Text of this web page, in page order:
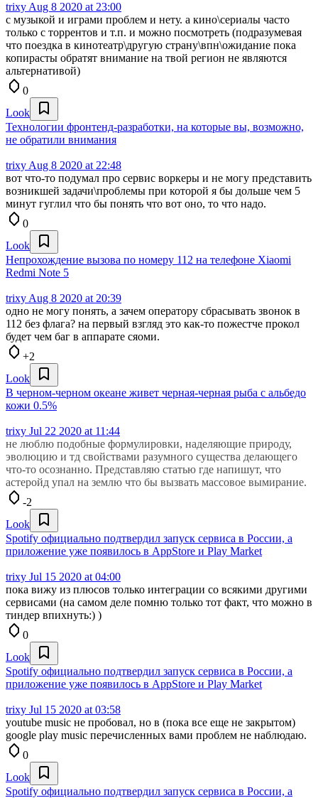
trixy Aug 8 2020 at 23:00
с музыкой и играми проблем и нету. а кино\сериалы часто
только с торрентов и т.п. и можно посмотреть (подразумевая
что поездка в кинотеатр\другую страну\впн\ожидание пока
копирасты обратят внимание на твой регион не являются
альтернативой)
0
Look
Технологии фронтенд-разработки, на которые вы, возможно,
не обратили внимания
trixy Aug 8 2020 at 22:48
вот что-то подумал про сервис воркеры и не могу представить
возникшей задачи\проблемы при которой я бы дольше чем 5
минут гуглил что бы понять что вот оно, то что надо.
0
Look
Непрохождение вызова по номеру 112 на телефоне Xiaomi
Redmi Note 5
trixy Aug 8 2020 at 20:39
одно не могу понять, а зачем оператору сбрасывать звонок в
112 без флага? на первый взгляд это как-то пожестче прокол
будет чем баг в аппарате сяоми.
+2
Look
В черном-черном океане живет черная-черная рыба с альбедо
кожи 0.5%
trixy Jul 22 2020 at 11:44
не люблю подобные формулировки, наделяющие природу,
эволюцию и тд свойствами разумного существа делающего
что-то осознанно. Представляю статью где напишут, что
астеройд упал на землю что бы вызвать массовое вымирание.
-2
Look
Spotify официально подтвердил запуск сервиса в России, а
приложение уже появилось в AppStore и Play Market
trixy Jul 15 2020 at 04:00
пока вижу из плюсов только интеграции со всякими другими
сервисами (на самом деле помню только тот факт, что можно в
тиндер впихнуть:) )
0
Look
Spotify официально подтвердил запуск сервиса в России, а
приложение уже появилось в AppStore и Play Market
trixy Jul 15 2020 at 03:58
youtube music не пробовал, но в (пока все еще не закрытом)
google play music перечисленных вами проблем не наблюдаю.
0
Look
Spotify официально подтвердил запуск сервиса в России, а